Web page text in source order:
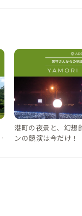
港町の夜景と、幻想
ンの競演は今だけ！